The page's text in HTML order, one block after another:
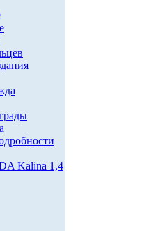
Kalina 1,4